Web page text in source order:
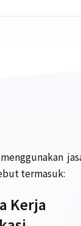
termasuk:
Kerja